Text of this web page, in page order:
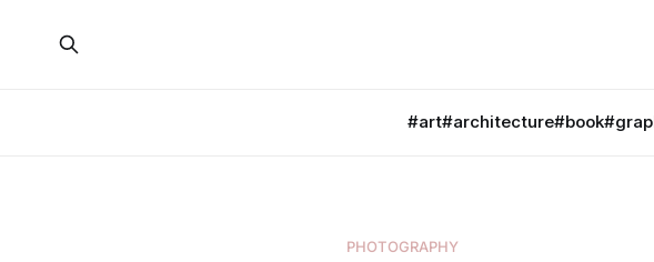
#art#architecture#book
PHOTOGRAPHY